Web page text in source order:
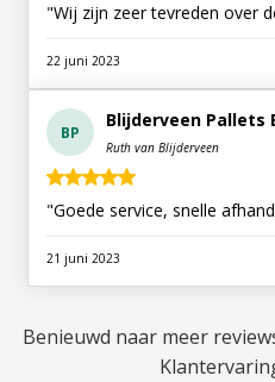
"Wij zijn zeer tevreden over
22 juni 2023
BP
Blijderveen Pallets
Ruth van Blijderveen
"Goede service, snelle
21 juni 2023
Benieuwd naar meer